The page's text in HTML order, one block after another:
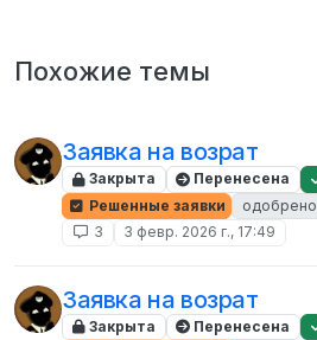
Похожие темы
Заявка на возрат
Закрыта Перенесена
Решенные заявки
одобрено
3
3 февр. 2026 г., 17:49
Заявка на возрат
Закрыта Перенесена